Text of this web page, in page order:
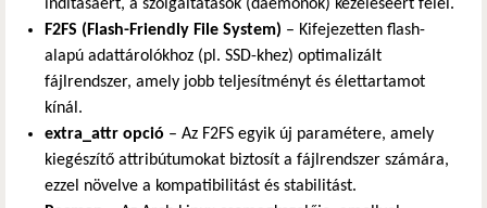
indításáért, a szolgáltatások (daemonok) kezeléséért felel.
F2FS (Flash-Friendly File System) – Kifejezetten flash-
alapú adattárolókhoz (pl. SSD-khez) optimalizált
fájlrendszer, amely jobb teljesítményt és élettartamot
kínál.
extra_attr opció – Az F2FS egyik új paramétere, amely
kiegészítő attribútumokat biztosít a fájlrendszer számára,
ezzel növelve a kompatibilitást és stabilitást.